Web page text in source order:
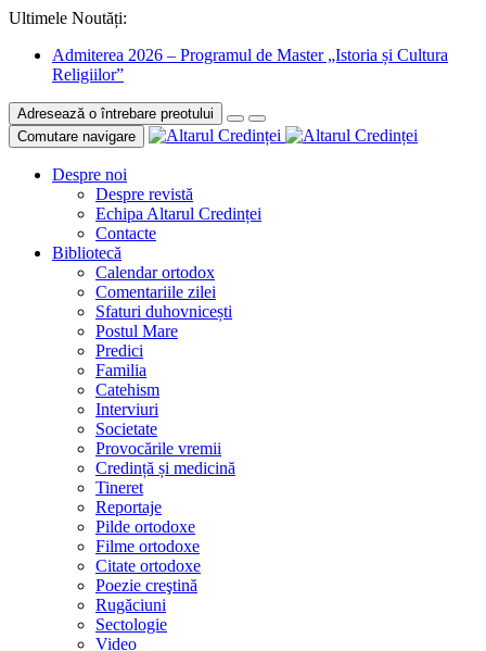
Ultimele Noutăți:
Admiterea 2026 – Programul de Master „Istoria și Cultura
Religiilor”
Adresează o întrebare preotului
Comutare navigare
Despre noi
Despre revistă
Echipa Altarul Credinței
Contacte
Bibliotecă
Calendar ortodox
Comentariile zilei
Sfaturi duhovnicești
Postul Mare
Predici
Familia
Catehism
Interviuri
Societate
Provocările vremii
Credință și medicină
Tineret
Reportaje
Pilde ortodoxe
Filme ortodoxe
Citate ortodoxe
Poezie creştină
Rugăciuni
Sectologie
Video